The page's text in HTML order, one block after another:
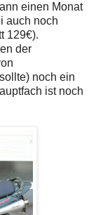
einen Monat
auch noch
129€).
der
noch ein
ist noch